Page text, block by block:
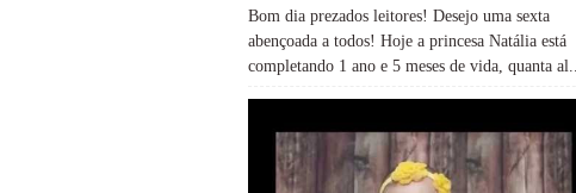
Bom dia prezados leitores! Desejo uma sexta
abençoada a todos! Hoje a princesa Natália está
completando 1 ano e 5 meses de vida, quanta al...